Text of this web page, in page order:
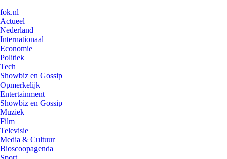
fok.nl
Actueel
Nederland
Internationaal
Economie
Politiek
Tech
Showbiz en Gossip
Opmerkelijk
Entertainment
Showbiz en Gossip
Muziek
Film
Televisie
Media & Cultuur
Bioscoopagenda